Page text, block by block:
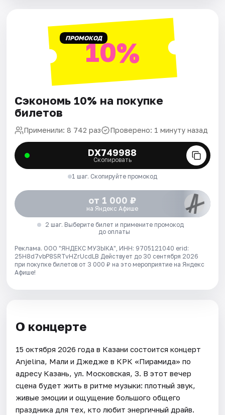
ПРОМОКОД10%
Сэкономь 10% на покупке
билетов
Применили: 8 742 раз Проверено: 1 минуту назад
DX749988
Скопировать
1 шаг. Скопируйте промокод
от 1 000 ₽
на Яндекс Афише
2 шаг. Выберите билет и примените промокод
до оплаты
Реклама. ООО "ЯНДЕКС МУЗЫКА", ИНН: 9705121040 erid:
25H8d7vbP8SRTvHZrUcdLB Действует до 30 сентября 2026
при покупке билетов от 3 000 ₽ на это мероприятие на Яндекс
Афише!
О концерте
15 октября 2026 года в Казани состоится концерт
Anjelina, Мали и Джедже в КРК «Пирамида» по
адресу Казань, ул. Московская, 3. В этот вечер
сцена будет жить в ритме музыки: плотный звук,
живые эмоции и ощущение большого общего
праздника для тех, кто любит энергичный драйв.